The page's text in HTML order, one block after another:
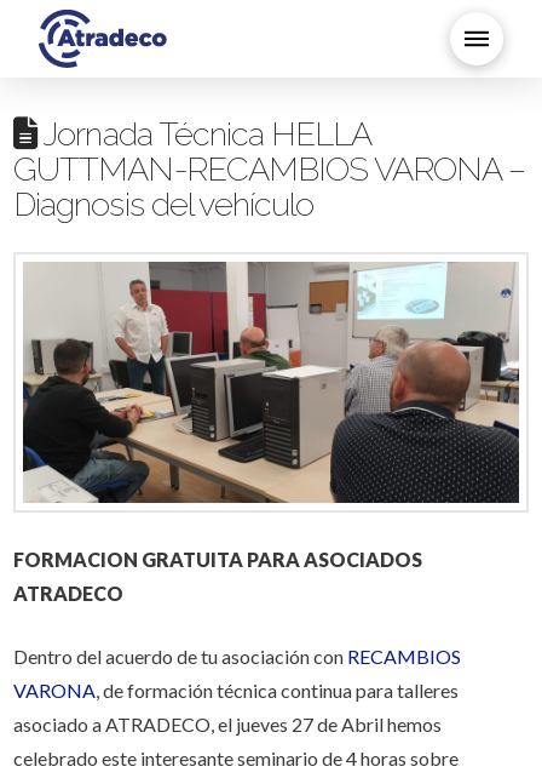
Jornada Técnica HELLA
GUTTMAN-RECAMBIOS VARONA –
Diagnosis del vehículo
FORMACION GRATUITA PARA ASOCIADOS
ATRADECO
Dentro del acuerdo de tu asociación con RECAMBIOS
VARONA, de formación técnica continua para talleres
asociado a ATRADECO, el jueves 27 de Abril hemos
celebrado este interesante seminario de 4 horas sobre